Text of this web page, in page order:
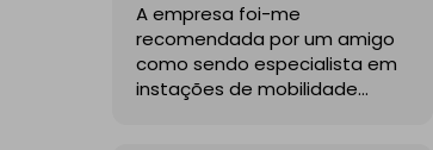
A empresa foi-me
recomendada por um amigo
como sendo especialista em
instações de mobilidade